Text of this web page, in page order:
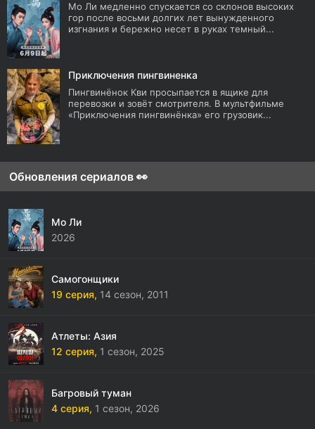
Мо Ли медленно спускается со склонов высоких
гор после восьми долгих лет вынужденного
изгнания и бережно несет в руках темный...
Приключения пингвиненка
Пингвинёнок Кви просыпается в ящике для
перевозки и зовёт смотрителя. В мультфильме
«Приключения пингвинёнка» его грузовик...
Обновления сериалов 👀
Мо Ли
2026
Самогонщики
19 серия, 14 сезон, 2011
Атлеты: Азия
12 серия, 1 сезон, 2025
Багровый туман
4 серия, 1 сезон, 2026